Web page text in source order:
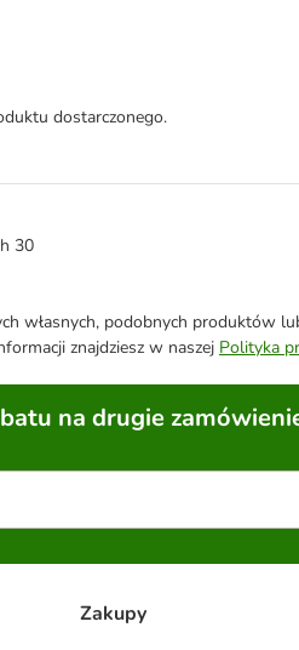
dostarczonego.
30
podobnych produktów
znajdziesz w naszej Polityka
na drugie
Zakupy